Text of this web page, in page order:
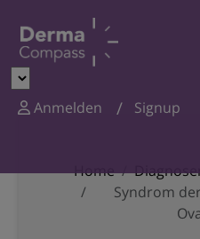
Anmelden Signup
Home
Syndrom